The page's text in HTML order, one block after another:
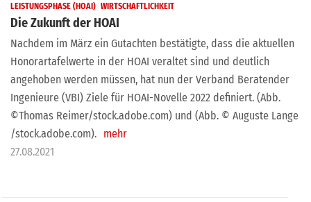
LEISTUNGSPHASE (HOAI) WIRTSCHAFTLICHKEIT
Die Zukunft der HOAI
Nachdem im März ein Gutachten bestätigte, dass die aktuellen
Honorartafelwerte in der HOAI veraltet sind und deutlich
angehoben werden müssen, hat nun der Verband Beratender
Ingenieure (VBI) Ziele für HOAI-Novelle 2022 definiert. (Abb.
©Thomas Reimer/stock.adobe.com) und (Abb. © Auguste Lange
/stock.adobe.com). mehr
27.08.2021